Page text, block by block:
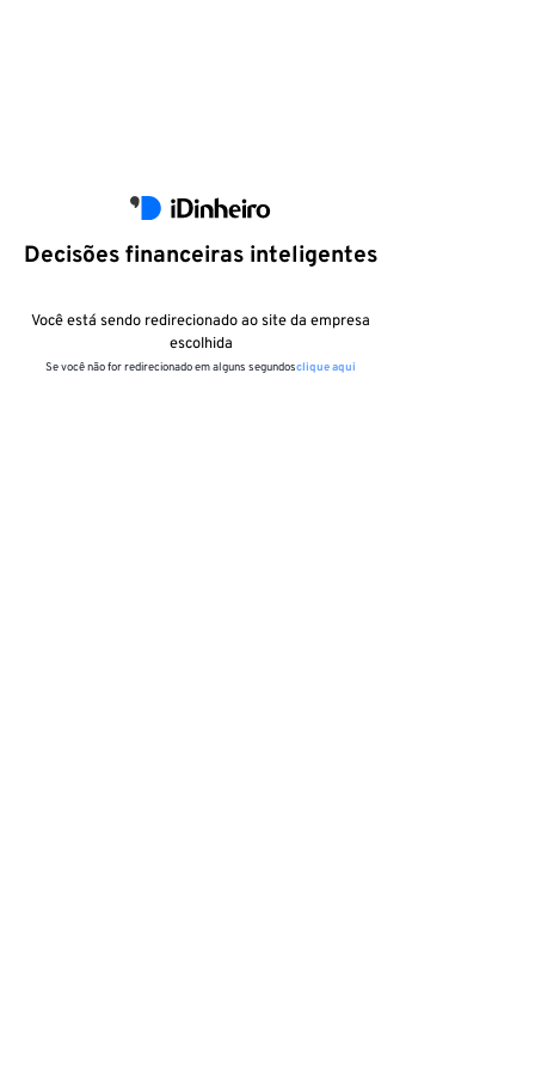
Decisões financeiras inteligentes
Você está sendo redirecionado ao site da empresa
escolhida
Se você não for redirecionado em alguns segundosclique aqui